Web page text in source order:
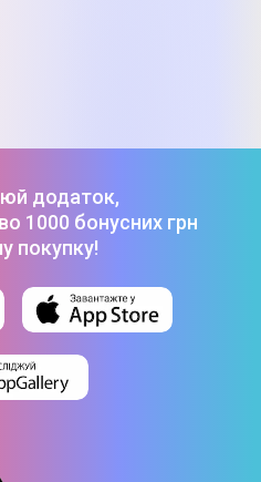
додаток,
1000 бонусних грн
покупку!